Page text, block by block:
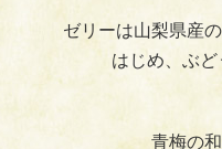
ゼリーは山梨県産
はじめ、ぶ
青梅の